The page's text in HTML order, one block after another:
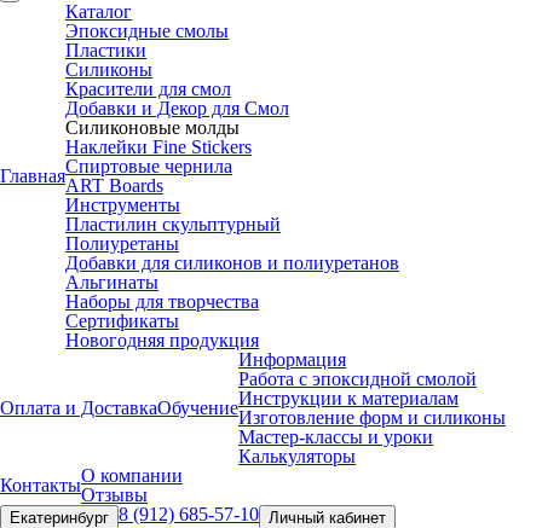
Главная
Каталог
Эпоксидные смолы
Пластики
Силиконы
Красители для смол
Добавки и Декор для Смол
Силиконовые молды
Наклейки Fine Stickers
Спиртовые чернила
ART Boards
Инструменты
Пластилин скульптурный
Полиуретаны
Добавки для силиконов и полиуретанов
Альгинаты
Наборы для творчества
Сертификаты
Новогодняя продукция
Оплата и ДоставкаОбучение
Информация
Работа с эпоксидной смолой
Инструкции к материалам
Изготовление форм и силиконы
Мастер-классы и уроки
Калькуляторы
КонтактыО компании
Отзывы
Екатеринбург 8 (912) 685-57-10 Личный кабинет